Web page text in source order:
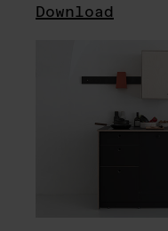
Download